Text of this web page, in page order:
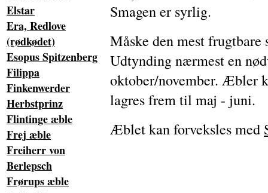
Elstar
Era, Redlove
(rødkødet)
Esopus Spitzenberg
Filippa
Finkenwerder
Herbstprinz
Flintinge æble
Frej æble
Freiherr von
Berlepsch
Frørups æble
Smagen er syrlig.
Måske den mest
Udtynding nærmest en
oktober/november. Æbler
lagres frem til maj - juni.
Æblet kan forveksles med